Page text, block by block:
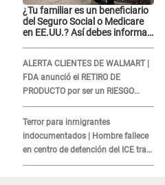
¿Tu familiar es un beneficiario
del Seguro Social o Medicare
en EE.UU.? Así debes informar
ALERTA CLIENTES DE WALMART |
FDA anunció el RETIRO DE
PRODUCTO por ser un RIESGO
MORTAL para consumidores: ¿Cuál
es?
Terror para inmigrantes
indocumentados | Hombre fallece
en centro de detención del ICE tras
sufrir una "emergencia médica"